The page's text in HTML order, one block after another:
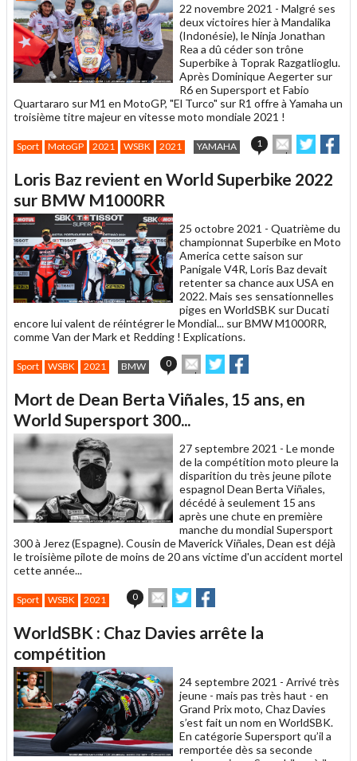
22 novembre 2021 - Malgré ses
deux victoires hier à Mandalika
(Indonésie), le Ninja Jonathan
Rea a dû céder son trône
Superbike à Toprak Razgatlioglu.
Après Dominique Aegerter sur
R6 en Supersport et Fabio
Quartararo sur M1 en MotoGP, "El Turco" sur R1 offre à Yamaha un
troisième titre majeur en vitesse moto mondiale 2021 !
Sport MotoGP 2021 WSBK 2021 YAMAHA 1
Envoyer
cet
à
sur sur
Loris Baz revient en World Superbike 2022
sur BMW M1000RR
25 octobre 2021 - Quatrième du
championnat Superbike en Moto
America cette saison sur
Panigale V4R, Loris Baz devait
retenter sa chance aux USA en
2022. Mais ses sensationnelles
piges en WorldSBK sur Ducati
encore lui valent de réintégrer le Mondial... sur BMW M1000RR,
comme Van der Mark et Redding ! Explications.
Sport WSBK 2021 BMW 0
Envoyer
cet
à
ami
Partager
sur sur
Mort de Dean Berta Viñales, 15 ans, en
World Supersport 300...
27 septembre 2021 - Le monde
de la compétition moto pleure la
disparition du très jeune pilote
espagnol Dean Berta Viñales,
décédé à seulement 15 ans
après une chute en première
manche du mondial Supersport
300 à Jerez (Espagne). Cousin de Maverick Viñales, Dean est déjà
le troisième pilote de moins de 20 ans victime d'un accident mortel
cette année...
Sport WSBK 2021 0
Envoyer
cet
à
Partager
sur sur
WorldSBK : Chaz Davies arrête la
compétition
24 septembre 2021 - Arrivé très
jeune - mais pas très haut - en
Grand Prix moto, Chaz Davies
s’est fait un nom en WorldSBK.
En catégorie Supersport qu’il a
remportée dès sa seconde